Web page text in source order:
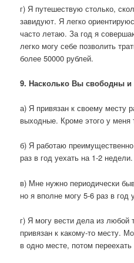
г) Я путешествую столько,
завидуют. Я легко
часто летаю. За год я
легко могу себе позволить
более 50000 рублей.
9. Насколько Вы свободны
а) Я привязан к своему месту
выходные. Кроме этого у меня
б) Я работаю
раз в год уехать на 1-2 недели.
в) Мне нужно периодически
но я вполне могу 5-6 раз в год
г) Я могу вести дела из
привязан к какому-то месту.
в одно месте, потом переехать